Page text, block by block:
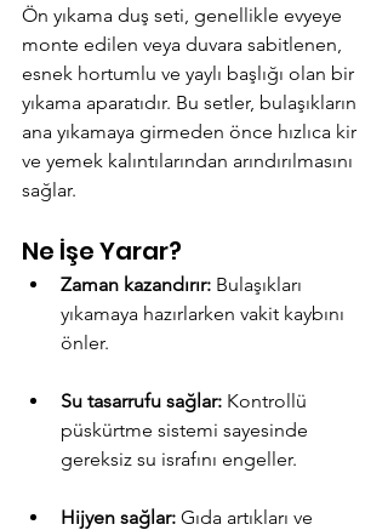
Ön yıkama duş seti, genellikle evyeye
monte edilen veya duvara sabitlenen,
esnek hortumlu ve yaylı başlığı olan bir
yıkama aparatıdır. Bu setler, bulaşıkların
ana yıkamaya girmeden önce hızlıca kir
ve yemek kalıntılarından arındırılmasını
sağlar.
Ne İşe Yarar?
Zaman kazandırır: Bulaşıkları
yıkamaya hazırlarken vakit kaybını
önler.
Su tasarrufu sağlar: Kontrollü
püskürtme sistemi sayesinde
gereksiz su israfını engeller.
Hijyen sağlar: Gıda artıkları ve